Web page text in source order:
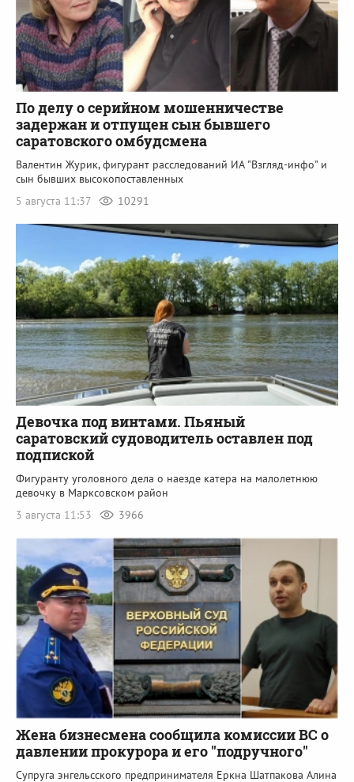
По делу о серийном мошенничестве
задержан и отпущен сын бывшего
саратовского омбудсмена
Валентин Журик, фигурант расследований ИА "Взгляд-инфо" и
сын бывших высокопоставленных
5 августа 11:37
10291
Девочка под винтами. Пьяный
саратовский судоводитель оставлен под
подпиской
Фигуранту уголовного дела о наезде катера на малолетнюю
девочку в Марксовском район
3 августа 11:53
3966
Жена бизнесмена сообщила комиссии ВС о
давлении прокурора и его "подручного"
Супруга энгельсского предпринимателя Еркна Шатпакова Алина